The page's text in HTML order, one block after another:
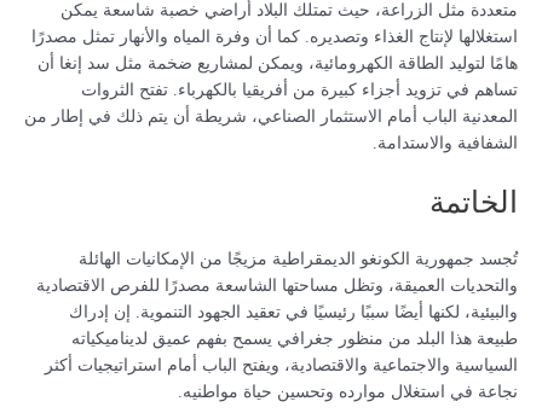
متعددة مثل الزراعة، حيث تمتلك البلاد أراضي خصبة شاسعة يمكن
استغلالها لإنتاج الغذاء وتصديره. كما أن وفرة المياه والأنهار تمثل مصدرًا
هامًا لتوليد الطاقة الكهرومائية، ويمكن لمشاريع ضخمة مثل سد إنغا أن
تساهم في تزويد أجزاء كبيرة من أفريقيا بالكهرباء. تفتح الثروات
المعدنية الباب أمام الاستثمار الصناعي، شريطة أن يتم ذلك في إطار من
الشفافية والاستدامة.
الخاتمة
تُجسد جمهورية الكونغو الديمقراطية مزيجًا من الإمكانيات الهائلة
والتحديات العميقة، وتظل مساحتها الشاسعة مصدرًا للفرص الاقتصادية
والبيئية، لكنها أيضًا سببًا رئيسيًا في تعقيد الجهود التنموية. إن إدراك
طبيعة هذا البلد من منظور جغرافي يسمح بفهم عميق لديناميكياته
السياسية والاجتماعية والاقتصادية، ويفتح الباب أمام استراتيجيات أكثر
نجاعة في استغلال موارده وتحسين حياة مواطنيه.